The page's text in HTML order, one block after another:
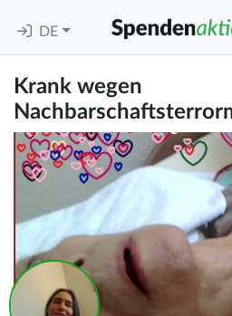
DE
Krank wegen